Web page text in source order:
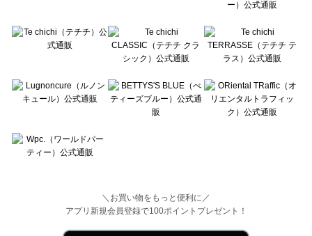
＼お買い物をもっと便利に／
アプリ新規会員登録で100ポイントプレゼント！